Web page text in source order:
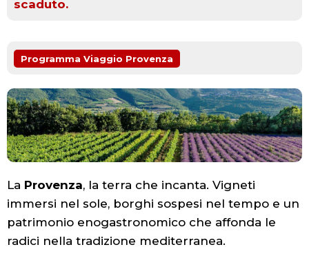
scaduto.
Programma Viaggio Provenza
La Provenza, la terra che incanta. Vigneti
immersi nel sole, borghi sospesi nel tempo e un
patrimonio enogastronomico che affonda le
radici nella tradizione mediterranea.